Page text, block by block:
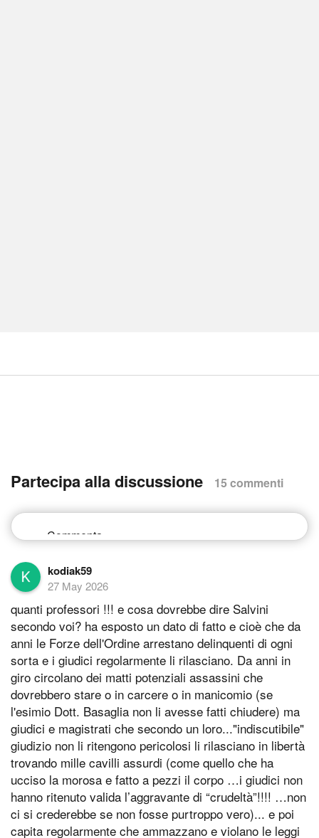
Partecipa alla discussione 15 commenti
kodiak59
27 May 2026
quanti professori !!! e cosa dovrebbe dire Salvini
secondo voi? ha esposto un dato di fatto e cioè che da
anni le Forze dell'Ordine arrestano delinquenti di ogni
sorta e i giudici regolarmente li rilasciano. Da anni in
giro circolano dei matti potenziali assassini che
dovrebbero stare o in carcere o in manicomio (se
l'esimio Dott. Basaglia non li avesse fatti chiudere) ma
giudici e magistrati che secondo un loro..."indiscutibile"
giudizio non li ritengono pericolosi li rilasciano in libertà
trovando mille cavilli assurdi (come quello che ha
ucciso la morosa e fatto a pezzi il corpo …i giudici non
hanno ritenuto valida l’aggravante di “crudeltà”!!!! …non
ci si crederebbe se non fosse purtroppo vero)... e poi
capita regolarmente che ammazzano e violano le leggi